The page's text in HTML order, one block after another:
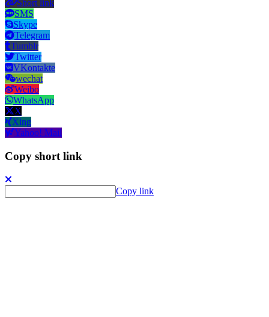
Short link
SMS
Skype
Telegram
Tumblr
Twitter
VKontakte
wechat
Weibo
WhatsApp
X
Xing
Yahoo! Mail
Copy short link
Copy link